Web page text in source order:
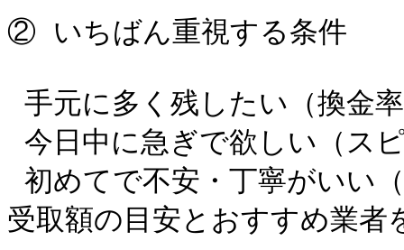
② いちばん重視する条件
受取額の目安とおすすめ業者